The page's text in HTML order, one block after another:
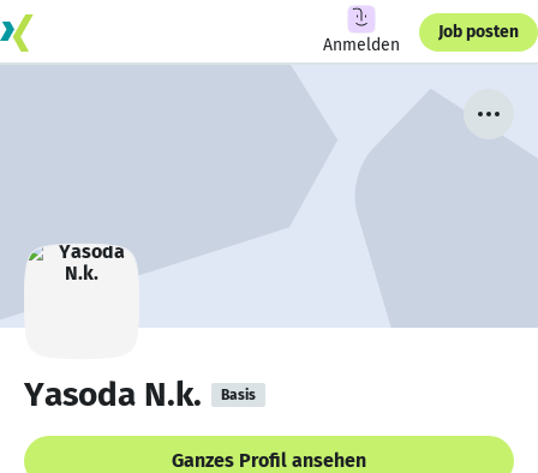
Anmelden
Job posten
Yasoda N.k. Basis
Ganzes Profil ansehen